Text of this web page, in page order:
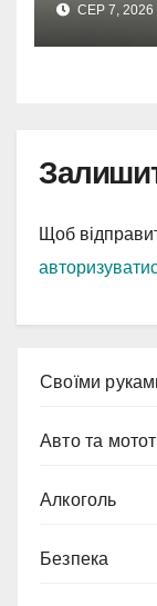
СЕР 7, 2026
Щоб
Cвоїми
Авто та
Алкоголь
Безпека